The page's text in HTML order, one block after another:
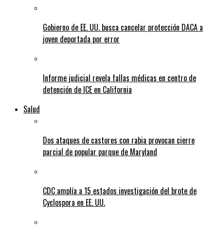
Gobierno de EE. UU. busca cancelar protección DACA a
joven deportada por error
Informe judicial revela fallas médicas en centro de
detención de ICE en California
Salud
Dos ataques de castores con rabia provocan cierre
parcial de popular parque de Maryland
CDC amplía a 15 estados investigación del brote de
Cyclospora en EE. UU.